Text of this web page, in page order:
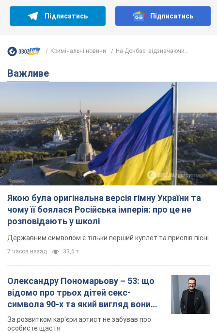
Підписатись Підписатись
Кримінальні новини На Донбасі відзначаючи...
Важливе
Якою була оригінальна версія гімну України та
чому її боялася Російська імперія: про це не
розповідають у школі
Державним символом є тільки перший куплет та приспів пісні
7 часов назад 33,6 т.
Олександру Пономарьову – 53: що
відомо про трьох дітей секс-
символа 90-х та який вигляд вони
мають
За розвитком кар'єри артист не забував про
особисте щастя